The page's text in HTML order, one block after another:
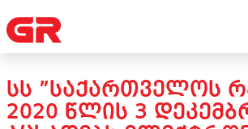
ᲡᲡ ”ᲡᲐᲥᲐᲠᲗᲕᲔᲚᲝᲡ
2020 ᲬᲚᲘᲡ 3